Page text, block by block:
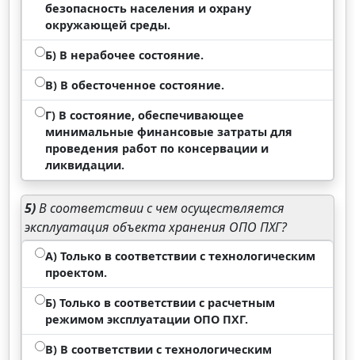
безопасность населения и охрану
окружающей среды.
Б) В нерабочее состояние.
В) В обесточенное состояние.
Г) В состояние, обеспечивающее
минимальные финансовые затраты для
проведения работ по консервации и
ликвидации.
5)В соответствии с чем осуществляется
эксплуатация объекта хранения ОПО ПХГ?
А) Только в соответствии с технологическим
проектом.
Б) Только в соответствии с расчетным
режимом эксплуатации ОПО ПХГ.
В) В соответствии с технологическим